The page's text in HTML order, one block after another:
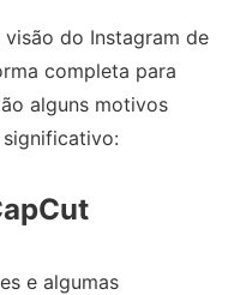
do Instagram de
completa para
alguns motivos
e algumas